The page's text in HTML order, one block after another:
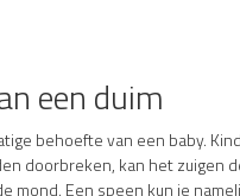
een duim
behoefte van een baby.
doorbreken, kan het zuigen
mond. Een speen kun je